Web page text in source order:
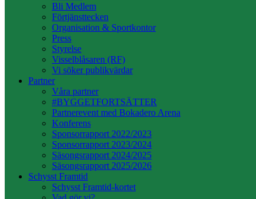
Bli Medlem
Förtjänsttecken
Organisation & Sportkontor
Press
Styrelse
Visselblåsaren (RF)
Vi söker publikvärdar
Partner
Våra partner
#BYGGETFORTSÄTTER
Partnerevent med Bokadero Arena
Konferens
Sponsorrapport 2022/2023
Sponsorrapport 2023/2024
Säsongsrapport 2024/2025
Säsongsrapport 2025/2026
Schysst Framtid
Schysst Framtid-kortet